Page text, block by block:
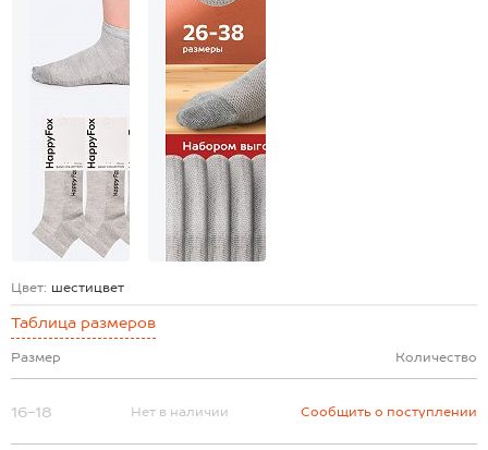
Цвет: шестицвет
Таблица размеров
Размер Количество
16-18 Нет в наличии Сообщить о поступлении